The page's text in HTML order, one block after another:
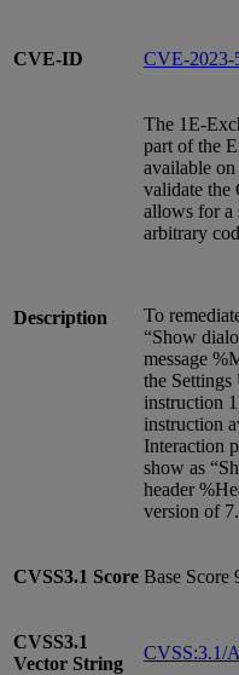
CVE-ID CVE-2023-
Description
The 1E-
part of the
available
validate the
allows for a
arbitrary
To
“Show
message
the
instruction
instruction
Interaction
show as
header
version of
CVSS3.1 Score Base Score
CVSS3.1
Vector String
CVSS:3.1/